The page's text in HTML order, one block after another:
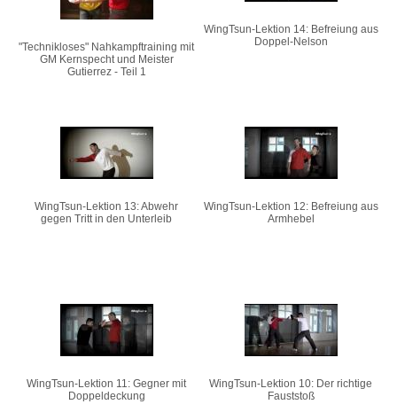
"Technikloses" Nahkampftraining mit
GM Kernspecht und Meister
Gutierrez - Teil 1
WingTsun-Lektion 14: Befreiung aus
Doppel-Nelson
WingTsun-Lektion 13: Abwehr
gegen Tritt in den Unterleib
WingTsun-Lektion 12: Befreiung aus
Armhebel
WingTsun-Lektion 11: Gegner mit
Doppeldeckung
WingTsun-Lektion 10: Der richtige
Fauststoß